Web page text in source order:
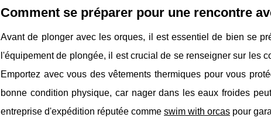
Comment se préparer pour une rencontre
Avant de plonger avec les orques, il est essentiel de bien se
l'équipement de plongée, il est crucial de se renseigner sur les
Emportez avec vous des vêtements thermiques pour vous
bonne condition physique, car nager dans les eaux froides
entreprise d'expédition réputée comme swim with orcas pour